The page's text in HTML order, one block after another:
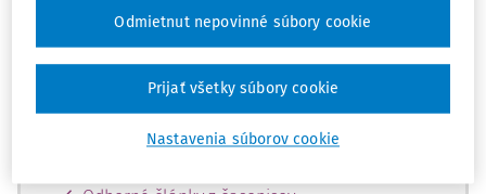
Odomknite si prístup k odbornému
obsahu a získajte prístup na 10 dní
zdarma, stačí sa len zaregistrovať.
Vďaka registrácii získate prístup aj k
vybranému obsahu:
Nastavenia súborov cookie
Odmietnut nepovinné súbory cookie
Prijať všetky súbory cookie